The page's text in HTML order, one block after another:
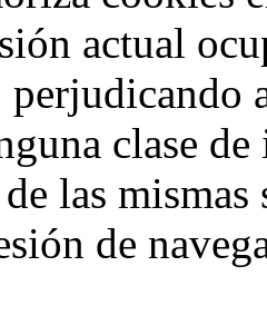
actual
clase
las
de